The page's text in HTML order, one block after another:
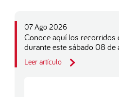
07 Ago 2026
Conoce aquí los recorridos
durante este sábado 08 de
Leer artículo